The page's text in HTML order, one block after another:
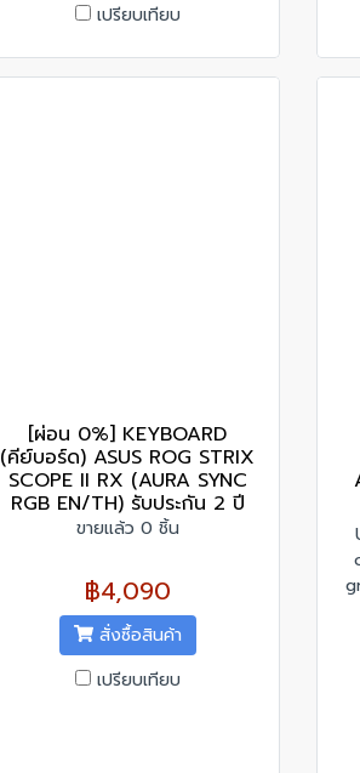
เปรียบเทียบ
[ผ่อน 0%] KEYBOARD
(คีย์บอร์ด) ASUS ROG STRIX
SCOPE II RX (AURA SYNC
RGB EN/TH) รับประกัน 2 ปี
ขายแล้ว 0 ชิ้น
฿4,090
สั่งซื้อสินค้า
เปรียบเทียบ